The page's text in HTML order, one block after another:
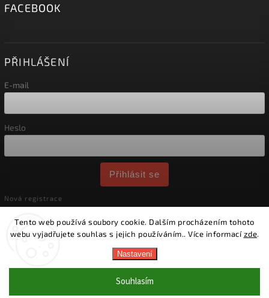
Tento web používá soubory cookie. Dalším procházením tohoto
webu vyjadřujete souhlas s jejich používáním.. Více informacízde.
Nastavení
Souhlasím
Doprava zdarmapro obj. od 2500 Kč 🚗
FACEBOOK
PŘIHLÁŠENÍ
E-mail
Heslo
Přihlásit se
Nová registrace
Tleto. Všechna práva vyhrazena.
Shoptet| DesignShoptak.cz.